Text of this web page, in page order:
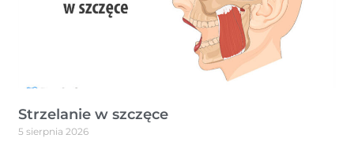
Strzelanie w szczęce
5 sierpnia 2026